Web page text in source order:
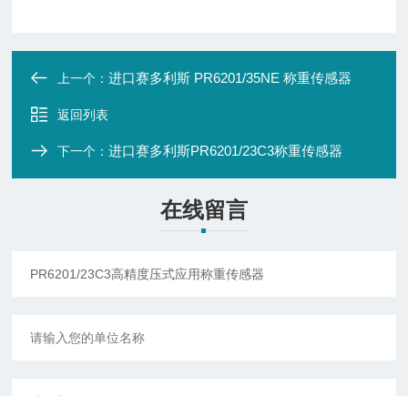
上一个：进口赛多利斯 PR6201/35NE 称重传感器
返回列表
下一个：进口赛多利斯PR6201/23C3称重传感器
在线留言